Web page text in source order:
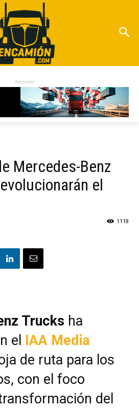
Anuncio
Mercedes-Benz
el
1118
Trucks ha
el
IAA Media
de ruta para los
con el foco
del